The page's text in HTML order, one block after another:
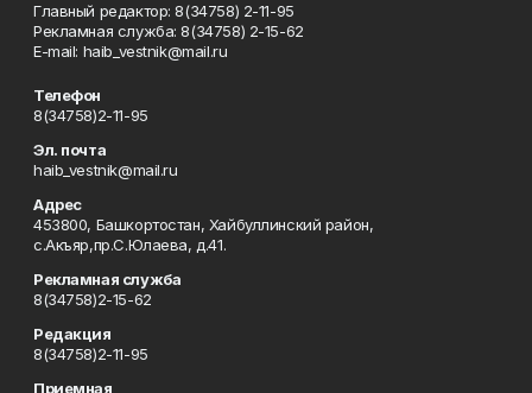
Главный редактор: 8(34758) 2-11-95
Рекламная служба: 8(34758) 2-15-62
Е-mаil: haib_vestnik@mail.ru
Телефон
8(34758)2-11-95
Эл. почта
haib_vestnik@mail.ru
Адрес
453800, Башкортостан, Хайбуллинский район,
с.Акъяр,пр.С.Юлаева, д.41.
Рекламная служба
8(34758)2-15-62
Редакция
8(34758)2-11-95
Приемная